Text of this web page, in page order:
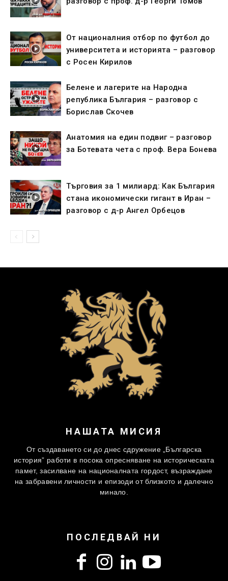
От националния отбор по футбол до
университета и историята – разговор
с Росен Кирилов
Белене и лагерите на Народна
република България – разговор с
Борислав Скочев
Анатомия на един подвиг – разговор
за Ботевата чета с проф. Вера Бонева
Търговия за 1 милиард: Как България
стана икономически гигант в Иран –
разговор с д-р Ангел Орбецов
НАШАТА МИСИЯ
От създаването си до днес сдружение „Българска
история” работи в посока опресняване на историческата
памет, засилване на националната гордост, възраждане
на забравени личности и епизоди от близкото и далечно
минало.
ПОСЛЕДВАЙ НИ